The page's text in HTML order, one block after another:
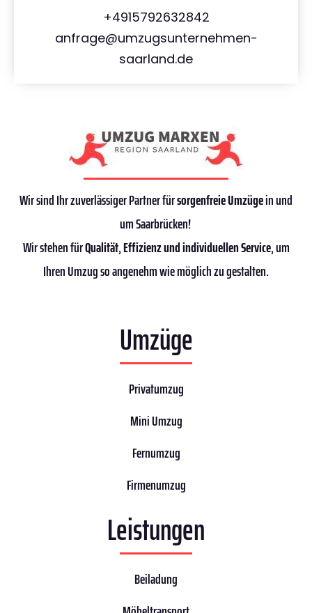
+4915792632842
anfrage@umzugsunternehmen-
saarland.de
Wir sind Ihr zuverlässiger Partner fürsorgenfreie Umzügein und
um Saarbrücken!
Wir stehen fürQualität,Effizienzund individuellen Service, um
Ihren Umzug so angenehm wie möglich zu gestalten.
Umzüge
Privatumzug
Mini Umzug
Fernumzug
Firmenumzug
Leistungen
Beiladung